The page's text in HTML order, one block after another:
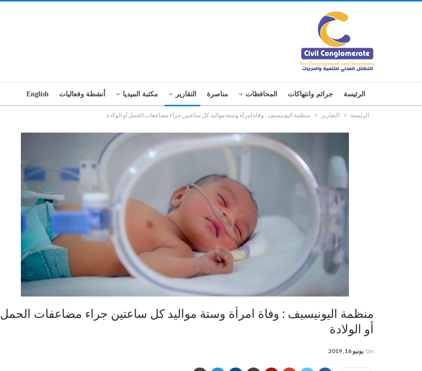
الرئيسة جرائم وانتهاكات المحافظات مناصرة التقارير مكتبة الميديا أنشطة وفعاليات English
الرئيسة التقارير منظمة اليونيسيف : وفاة امرأة وستة مواليد كل ساعتين جراء مضاعفات الحمل أو الولادة
منظمة اليونيسيف : وفاة امرأة وستة مواليد كل ساعتين جراء مضاعفات الحمل
أو الولادة
On يونيو 16, 2019